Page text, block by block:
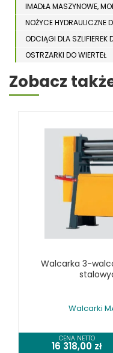
IMADŁA MASZYNOWE,
NOŻYCE HYDRAULICZNE
ODCIĄGI DLA SZLIFIEREK
OSTRZARKI DO WIERTEŁ
PIŁY TAŚMOWE DO
SPĘCZARKI
STOŁY ROLKOWE
SZLIFIERKI DO METALU,
TOKARKI CNC
WALCARKI DO
WALCARKI DO BLACHY
WIERTARKI
WIERTARKO - FREZARKI
WYKRAWARKI DO
Zobacz
Walcarka 3-
Walcarki
CENA NETTO
16 318,00 zł